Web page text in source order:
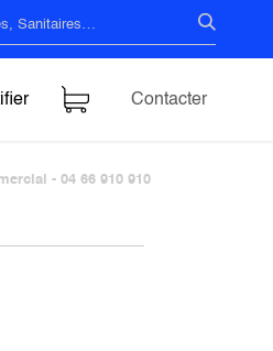
Contacter
- 04 66 910 910